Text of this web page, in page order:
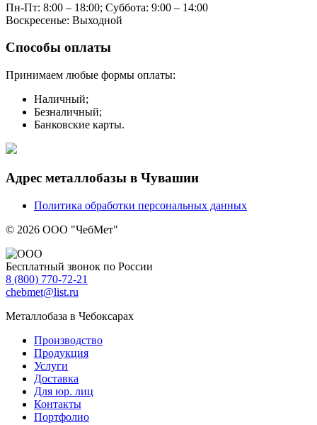
Пн-Пт: 8:00 – 18:00; Суббота: 9:00 – 14:00
Воскресенье: Выходной
Способы оплаты
Принимаем любые формы оплаты:
Наличный;
Безналичный;
Банковские карты.
Адрес металлобазы в Чувашии
Политика обработки персональных данных
© 2026 ООО "ЧебМет"
Бесплатный звонок по России
8 (800) 770-72-21
chebmet@list.ru
Металлобаза в Чебоксарах
Производство
Продукция
Услуги
Доставка
Для юр. лиц
Контакты
Портфолио